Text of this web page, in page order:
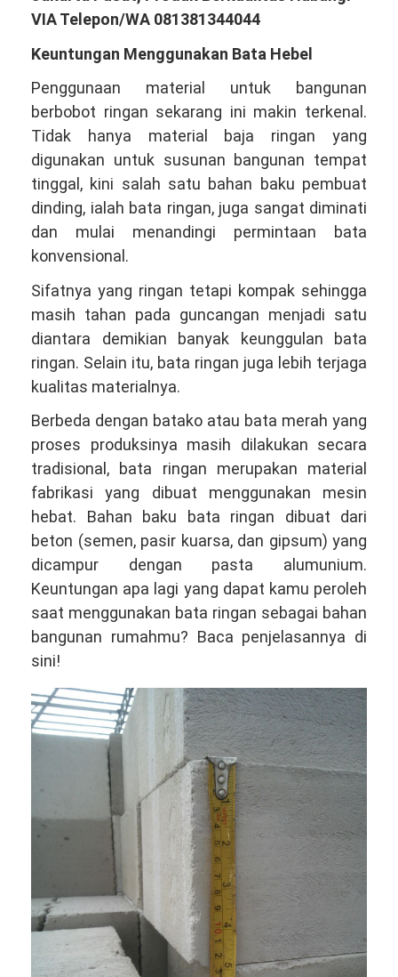
VIA Telepon/WA 081381344044
Keuntungan Menggunakan Bata Hebel
Penggunaan material untuk bangunan
berbobot ringan sekarang ini makin terkenal.
Tidak hanya material baja ringan yang
digunakan untuk susunan bangunan tempat
tinggal, kini salah satu bahan baku pembuat
dinding, ialah bata ringan, juga sangat diminati
dan mulai menandingi permintaan bata
konvensional.
Sifatnya yang ringan tetapi kompak sehingga
masih tahan pada guncangan menjadi satu
diantara demikian banyak keunggulan bata
ringan. Selain itu, bata ringan juga lebih terjaga
kualitas materialnya.
Berbeda dengan batako atau bata merah yang
proses produksinya masih dilakukan secara
tradisional, bata ringan merupakan material
fabrikasi yang dibuat menggunakan mesin
hebat. Bahan baku bata ringan dibuat dari
beton (semen, pasir kuarsa, dan gipsum) yang
dicampur dengan pasta alumunium.
Keuntungan apa lagi yang dapat kamu peroleh
saat menggunakan bata ringan sebagai bahan
bangunan rumahmu? Baca penjelasannya di
sini!